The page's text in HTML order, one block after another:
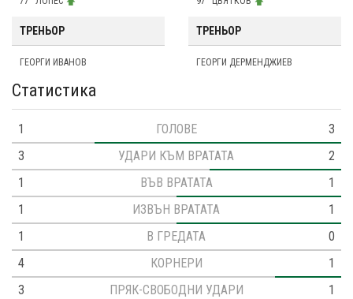
ТРЕНЬОР
ГЕОРГИ ИВАНОВ
ТРЕНЬОР
ГЕОРГИ ДЕРМЕНДЖИЕВ
Статистика
1 ГОЛОВЕ
3
3
УДАРИ КЪМ ВРАТАТА
2
1
ВЪВ ВРАТАТА
1
1
ИЗВЪН ВРАТАТА
1
1
В ГРЕДАТА
0
4
КОРНЕРИ
1
3
ПРЯК-СВОБОДНИ УДАРИ
1